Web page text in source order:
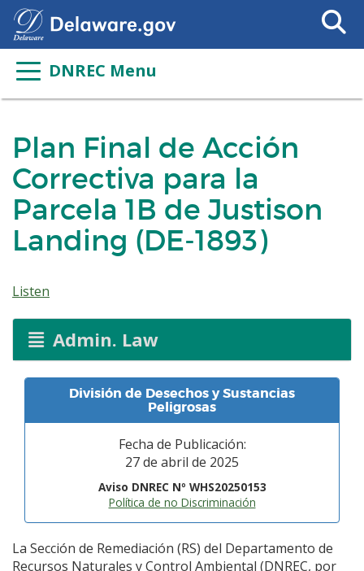
Search
This
DNREC Menu
Plan Final de Acción
Correctiva para la
Parcela 1B de Justison
Landing (DE-1893)
Listen
Admin. Law
División de Desechos y Sustancias
Peligrosas
Fecha de Publicación:
27 de abril de 2025
Aviso DNREC Nº WHS20250153
Política de no Discriminación
La Sección de Remediación (RS) del Departamento de
Recursos Naturales y Control Ambiental (DNREC, por